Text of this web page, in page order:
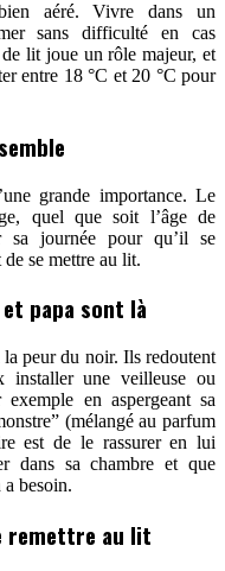
aéré. Vivre dans un
sans difficulté en cas
lit joue un rôle majeur, et
entre 18 °C et 20 °C pour
grande importance. Le
quel que soit l’âge de
sa journée pour qu’il se
de se mettre au lit.
papa sont là
la peur du noir. Ils redoutent
installer une veilleuse ou
en aspergeant sa
(mélangé au parfum
est de le rassurer en lui
dans sa chambre et que
a besoin.
remettre au lit